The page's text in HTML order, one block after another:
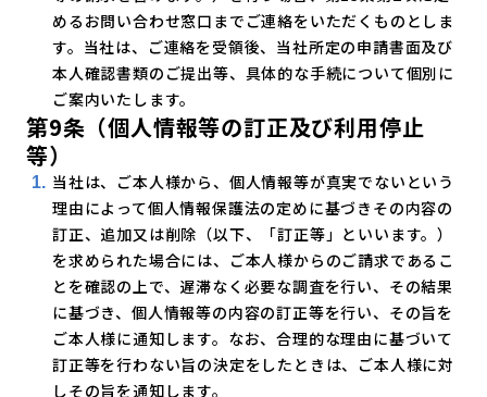
めるお問い合わせ窓口までご連絡をいただくものとしま
す。当社は、ご連絡を受領後、当社所定の申請書面及び
本人確認書類のご提出等、具体的な手続について個別に
ご案内いたします。
第9条（個人情報等の訂正及び利用停止
等）
当社は、ご本人様から、個人情報等が真実でないという
理由によって個人情報保護法の定めに基づきその内容の
訂正、追加又は削除（以下、「訂正等」といいます。）
を求められた場合には、ご本人様からのご請求であるこ
とを確認の上で、遅滞なく必要な調査を行い、その結果
に基づき、個人情報等の内容の訂正等を行い、その旨を
ご本人様に通知します。なお、合理的な理由に基づいて
訂正等を行わない旨の決定をしたときは、ご本人様に対
しその旨を通知します。